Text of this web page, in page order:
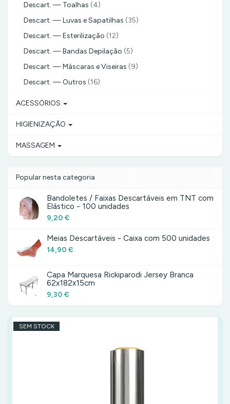
Descart. — Toalhas (4)
Descart. — Luvas e Sapatilhas (35)
Descart. — Esterilização (12)
Descart. — Bandas Depilação (5)
Descart. — Máscaras e Viseiras (9)
Descart. — Outros (16)
ACESSÓRIOS
HIGIENIZAÇÃO
MASSAGEM
Popular nesta categoria
Bandoletes / Faixas Descartáveis em TNT com
Elástico - 100 unidades
9,20 €
Meias Descartáveis - Caixa com 500 unidades
14,90 €
Capa Marquesa Rickiparodi Jersey Branca
62x182x15cm
9,30 €
SEM STOCK